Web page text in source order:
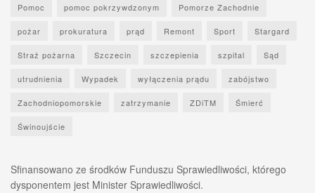
Pomoc pomoc pokrzywdzonym Pomorze Zachodnie
pożar prokuratura prąd Remont Sport Stargard
Straż pożarna Szczecin szczepienia szpital Sąd
utrudnienia Wypadek wyłączenia prądu zabójstwo
Zachodniopomorskie zatrzymanie ZDiTM Śmierć
Świnoujście
Sfinansowano ze środków Funduszu Sprawiedliwości, którego
dysponentem jest Minister Sprawiedliwości.